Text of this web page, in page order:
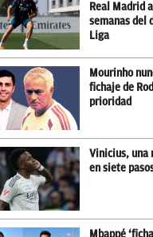
Real Madrid
semanas del
Liga
Mourinho
fichaje de
prioridad
Vinicius, una
en siete
Mbappé